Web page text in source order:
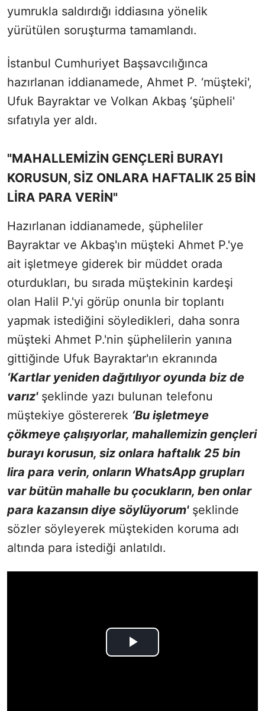
yumrukla saldırdığı iddiasına yönelik
yürütülen soruşturma tamamlandı.
İstanbul Cumhuriyet Başsavcılığınca
hazırlanan iddianamede, Ahmet P. ‘müşteki',
Ufuk Bayraktar ve Volkan Akbaş ‘şüpheli'
sıfatıyla yer aldı.
"MAHALLEMİZİN GENÇLERİ BURAYI
KORUSUN, SİZ ONLARA HAFTALIK 25 BİN
LİRA PARA VERİN"
Hazırlanan iddianamede, şüpheliler
Bayraktar ve Akbaş'ın müşteki Ahmet P.'ye
ait işletmeye giderek bir müddet orada
oturdukları, bu sırada müştekinin kardeşi
olan Halil P.'yi görüp onunla bir toplantı
yapmak istediğini söyledikleri, daha sonra
müşteki Ahmet P.'nin şüphelilerin yanına
gittiğinde Ufuk Bayraktar'ın ekranında
‘Kartlar yeniden dağıtılıyor oyunda biz de
varız'şeklinde yazı bulunan telefonu
müştekiye göstererek ‘Bu işletmeye
çökmeye çalışıyorlar, mahallemizin gençleri
burayı korusun, siz onlara haftalık 25 bin
lira para verin, onların WhatsApp grupları
var bütün mahalle bu çocukların, ben onlar
para kazansın diye söylüyorum'şeklinde
sözler söyleyerek müştekiden koruma adı
altında para istediği anlatıldı.